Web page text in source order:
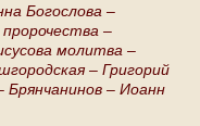
Богослова –
пророчества –
молитва –
– Григорий
Брянчанинов – Иоанн